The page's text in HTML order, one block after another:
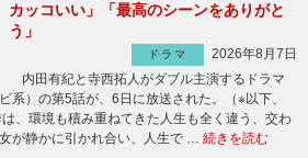
カッコいい」「最高のシーンをありがと
う」
ドラマ
2026年8月7日
内田有紀と寺西拓人がダブル主演するドラマ
系）の第5話が、6日に放送された。（※以下、
、環境も積み重ねてきた人生も全く違う、交わ
が静かに引かれ合い、人生で … 続きを読む